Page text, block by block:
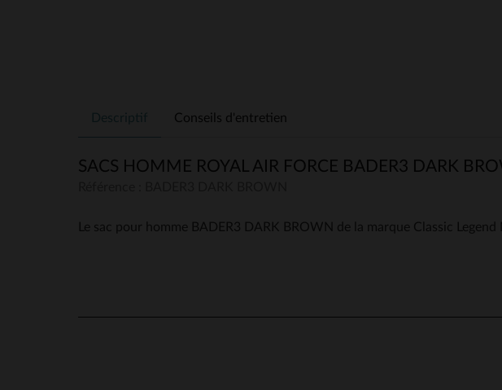
Descriptif Conseils d'entretien
SACS HOMME ROYAL AIR FORCE BADER3 DARK
Le sac pour homme BADER3 DARK BROWN de la marque Classic